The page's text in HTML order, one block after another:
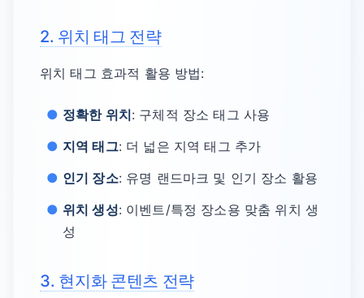
2. 위치 태그 전략
위치 태그 효과적 활용 방법:
정확한 위치: 구체적 장소 태그 사용
지역 태그: 더 넓은 지역 태그 추가
인기 장소: 유명 랜드마크 및 인기 장소 활용
위치 생성: 이벤트/특정 장소용 맞춤 위치 생
성
3. 현지화 콘텐츠 전략